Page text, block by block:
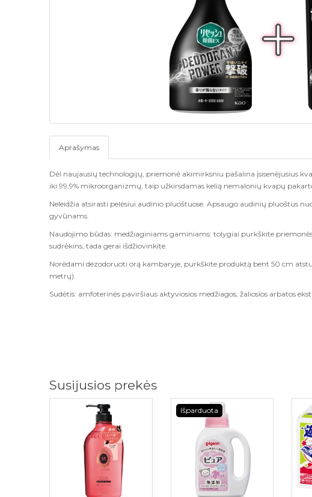
Aprašymas
Dėl naujausių technologijų, priemonė akimirksniu pašalina įsisenėjusius
iki 99,9% mikroorganizmų, taip užkirsdamas kelią nemalonių kvapų
Neleidžia atsirasti pelėsiui audinio pluoštuose. Apsaugo audinių pluoštus
gyvūnams.
Naudojimo būdas: medžiaginiams gaminiams: tolygiai purkškite
sudrėkins, tada gerai išdžiovinkite.
Norėdami dezodoruoti orą kambaryje, purkškite produktą bent 50 cm
metrų).
Sudėtis: amfoterinės paviršiaus aktyviosios medžiagos, žaliosios arbatos
Susijusios prekės
Išparduota